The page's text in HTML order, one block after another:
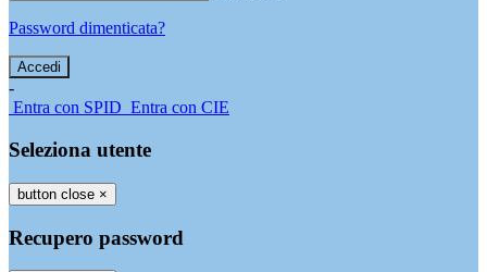
Password dimenticata?
-
Entra con SPID Entra con CIE
Seleziona utente
button close ×
Recupero password